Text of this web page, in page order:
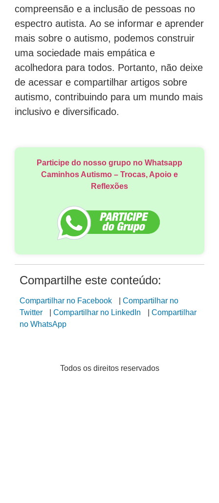
compreensão e a inclusão de pessoas no
espectro autista. Ao se informar e aprender
mais sobre o autismo, podemos construir
uma sociedade mais empática e
acolhedora para todos. Portanto, não deixe
de acessar e compartilhar artigos sobre
autismo, contribuindo para um mundo mais
inclusivo e diversificado.
Participe do nosso grupo no Whatsapp
Caminhos Autismo – Trocas, Apoio e
Reflexões
Compartilhe este conteúdo:
Compartilhar no Facebook
Compartilhar no
Twitter
Compartilhar no LinkedIn
Compartilhar
no WhatsApp
Todos os direitos reservados